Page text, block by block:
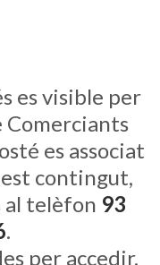
es visible per
Comerciants
es associat
contingut,
al telèfon 93
.
per accedir,